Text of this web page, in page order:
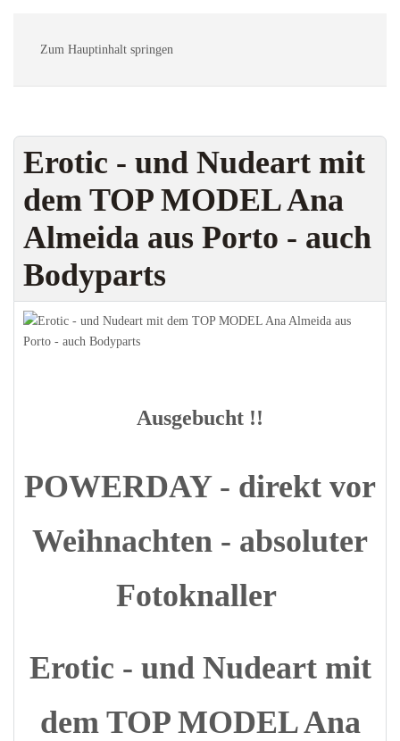
Zum Hauptinhalt springen
Erotic - und Nudeart mit
dem TOP MODEL Ana
Almeida aus Porto - auch
Bodyparts
Ausgebucht !!
POWERDAY - direkt vor
Weihnachten - absoluter
Fotoknaller
Erotic - und Nudeart mit
dem TOP MODEL Ana